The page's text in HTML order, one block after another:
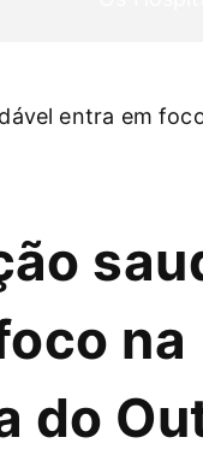
entra em
na
do